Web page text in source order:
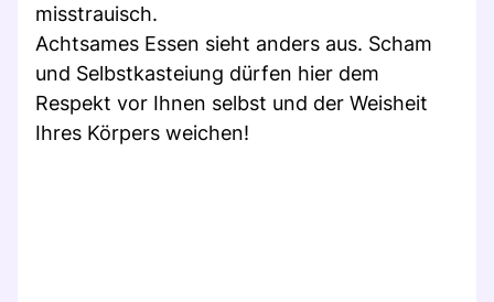
misstrauisch.
Achtsames Essen sieht anders aus. Scham
und Selbstkasteiung dürfen hier dem
Respekt vor Ihnen selbst und der Weisheit
Ihres Körpers weichen!